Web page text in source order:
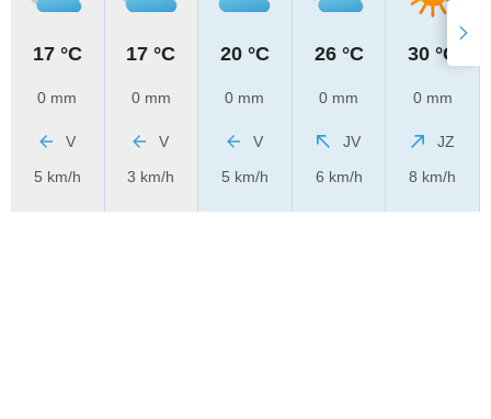
17 °C
0 mm
V
5 km/h
17 °C
0 mm
V
3 km/h
20 °C
0 mm
V
5 km/h
26 °C
0 mm
JV
6 km/h
30 °C
0 mm
JZ
8 km/h